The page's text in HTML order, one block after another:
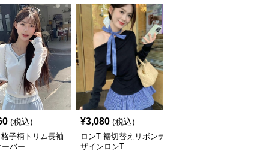
(税込)
子柄トリム長袖
ーバー
¥3,080 (税込)
ロンT 裾切替えリボンデ
ザインロンT